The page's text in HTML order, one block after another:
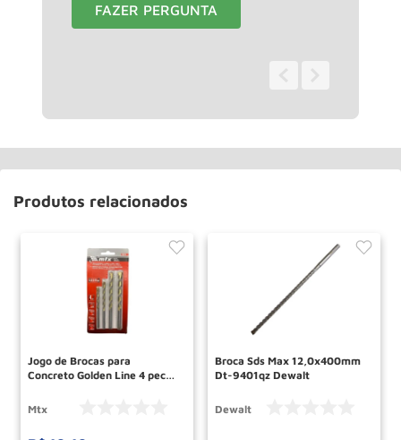
FAZER PERGUNTA
Produtos relacionados
Jogo de Brocas para
Concreto Golden Line 4 pecas
Mtx
Broca Sds Max 12,0x400mm
Dt-9401qz Dewalt
Dewalt